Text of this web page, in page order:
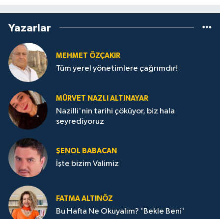
Yazarlar
MEHMET ÖZÇAKIR
Tüm yerel yönetimlere çağrımdır!
MÜRVET NAZLI ALTINAYAR
Nazilli'nin tarihi çöküyor, biz hala
seyrediyoruz
ŞENOL BABACAN
İşte bizim Valimiz
FATMA ALTINÖZ
Bu Hafta Ne Okuyalım? 'Bekle Beni'